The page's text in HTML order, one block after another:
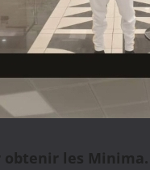
obtenir les